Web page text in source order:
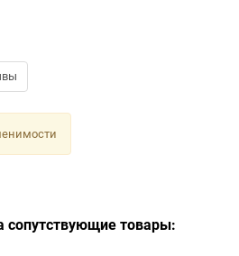
сопутствующие товары: